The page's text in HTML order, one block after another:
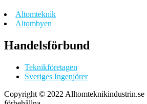
Altomteknik
Altombyen
Handelsförbund
Teknikföretagen
Sveriges Ingenjörer
Copyright © 2022 Alltomteknikindustrin.se